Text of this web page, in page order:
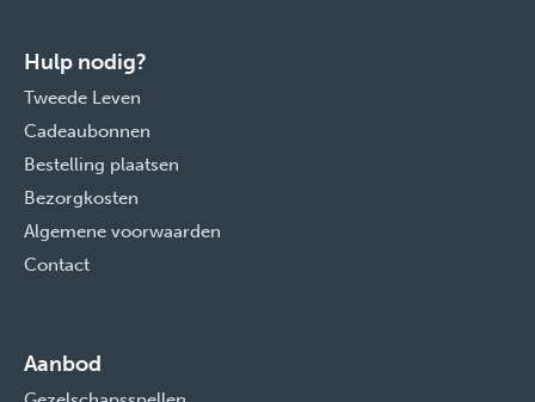
Hulp nodig?
Tweede Leven
Cadeaubonnen
Bestelling plaatsen
Bezorgkosten
Algemene voorwaarden
Contact
Aanbod